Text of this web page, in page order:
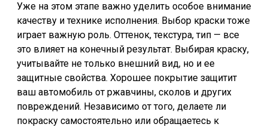
Уже на этом этапе важно уделить особое внимание
качеству и технике исполнения. Выбор краски тоже
играет важную роль. Оттенок, текстура, тип — все
это влияет на конечный результат. Выбирая краску,
учитывайте не только внешний вид, но и ее
защитные свойства. Хорошее покрытие защитит
ваш автомобиль от ржавчины, сколов и других
повреждений. Независимо от того, делаете ли
покраску самостоятельно или обращаетесь к